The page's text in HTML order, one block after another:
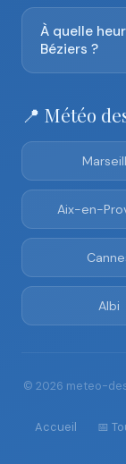
À quelle
Béziers ?
📍 Météo
Aix-en-
Albi
© 2026 meteo-
Accueil
📅